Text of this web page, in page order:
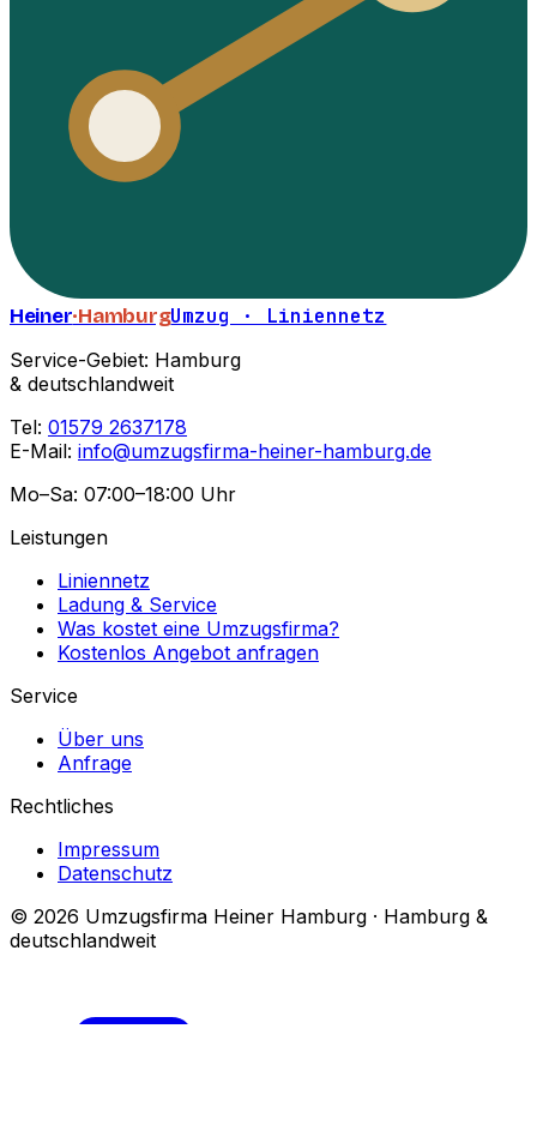
Heiner·HamburgUmzug · Liniennetz
Service-Gebiet: Hamburg
& deutschlandweit
Tel: 01579 2637178
E-Mail: info@umzugsfirma-heiner-hamburg.de
Mo–Sa: 07:00–18:00 Uhr
Leistungen
Liniennetz
Ladung & Service
Was kostet eine Umzugsfirma?
Kostenlos Angebot anfragen
Service
Über uns
Anfrage
Rechtliches
Impressum
Datenschutz
© 2026 Umzugsfirma Heiner Hamburg · Hamburg &
deutschlandweit